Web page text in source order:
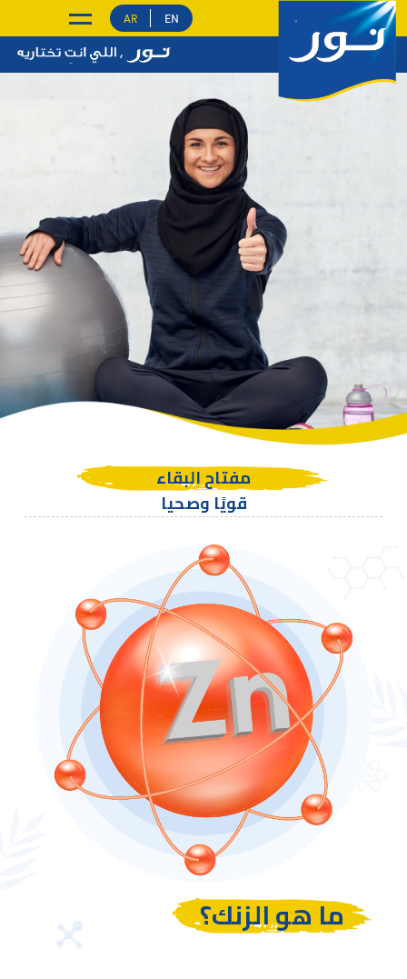
AR EN
مفتاح البقاء
قويًا وصحيا
ما هو الزنك؟